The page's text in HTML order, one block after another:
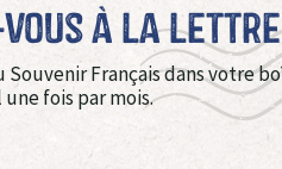
à La Lettre
Souvenir Français dans votre
une fois par mois.